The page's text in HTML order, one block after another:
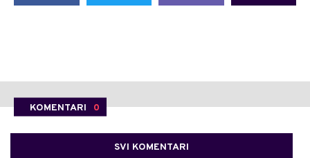
KOMENTARI 0
SVI KOMENTARI